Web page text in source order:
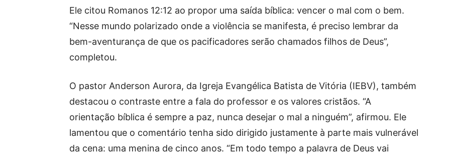
Ele citou Romanos 12:12 ao propor uma saída bíblica: vencer o mal com o bem.
“Nesse mundo polarizado onde a violência se manifesta, é preciso lembrar da
bem-aventurança de que os pacificadores serão chamados filhos de Deus”,
completou.
O pastor Anderson Aurora, da Igreja Evangélica Batista de Vitória (IEBV), também
destacou o contraste entre a fala do professor e os valores cristãos. “A
orientação bíblica é sempre a paz, nunca desejar o mal a ninguém”, afirmou. Ele
lamentou que o comentário tenha sido dirigido justamente à parte mais vulnerável
da cena: uma menina de cinco anos. “Em todo tempo a palavra de Deus vai